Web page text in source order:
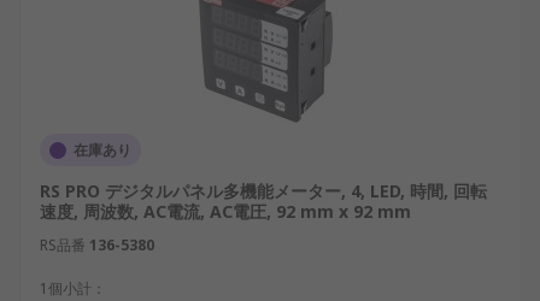
在庫あり
RS PRO デジタルパネル多機能メーター, 4, LED, 時間, 回転
速度, 周波数, AC電流, AC電圧, 92 mm x 92 mm
RS品番 136-5380
1個小計：